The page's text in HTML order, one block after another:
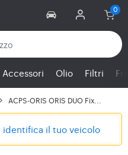
Accessori Olio Filtri
ACPS-ORIS ORIS DUO Fix...
identifica il tuo veicolo